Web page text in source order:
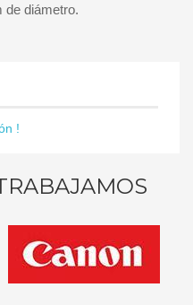
de diámetro.
!